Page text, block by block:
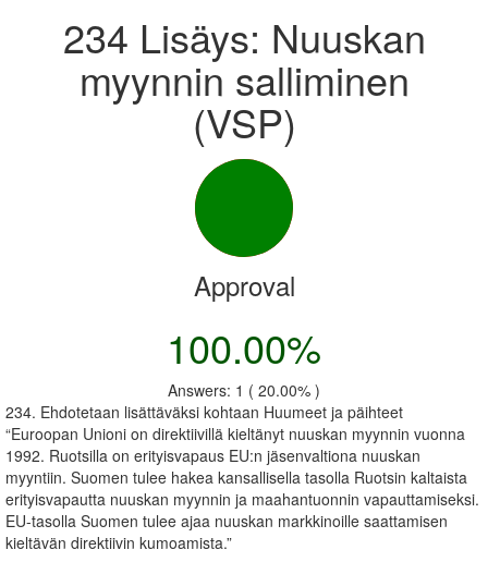
234 Lisäys: Nuuskan
myynnin salliminen
(VSP)
Approval
100.00%
Answers: 1 ( 20.00% )
234. Ehdotetaan lisättäväksi kohtaan Huumeet ja päihteet
“Euroopan Unioni on direktiivillä kieltänyt nuuskan myynnin vuonna
1992. Ruotsilla on erityisvapaus EU:n jäsenvaltiona nuuskan
myyntiin. Suomen tulee hakea kansallisella tasolla Ruotsin kaltaista
erityisvapautta nuuskan myynnin ja maahantuonnin vapauttamiseksi.
EU-tasolla Suomen tulee ajaa nuuskan markkinoille saattamisen
kieltävän direktiivin kumoamista.”